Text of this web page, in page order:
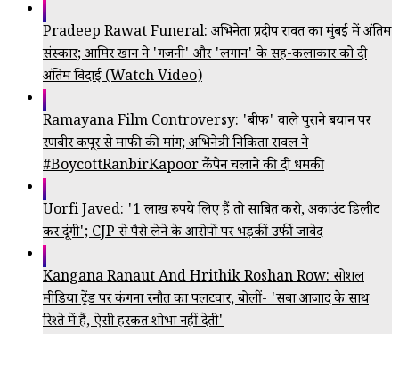
Pradeep Rawat Funeral: अभिनेता प्रदीप रावत का मुंबई में अंतिम
संस्कार; आमिर खान ने 'गजनी' और 'लगान' के सह-कलाकार को दी
अंतिम विदाई (Watch Video)
Ramayana Film Controversy: 'बीफ' वाले पुराने बयान पर
रणबीर कपूर से माफी की मांग; अभिनेत्री निकिता रावल ने
#BoycottRanbirKapoor कैंपेन चलाने की दी धमकी
Uorfi Javed: '1 लाख रुपये लिए हैं तो साबित करो, अकाउंट डिलीट
कर दूंगी'; CJP से पैसे लेने के आरोपों पर भड़कीं उर्फी जावेद
Kangana Ranaut And Hrithik Roshan Row: सोशल
मीडिया ट्रेंड पर कंगना रनौत का पलटवार, बोलीं- 'सबा आजाद के साथ
रिश्ते में हैं, ऐसी हरकत शोभा नहीं देती'